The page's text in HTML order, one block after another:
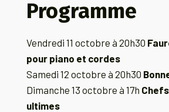
Programme
Vendredi 11 octobre à 20h30
pour piano et cordes
Samedi 12 octobre à 20h30
Dimanche 13 octobre à 17h
ultimes